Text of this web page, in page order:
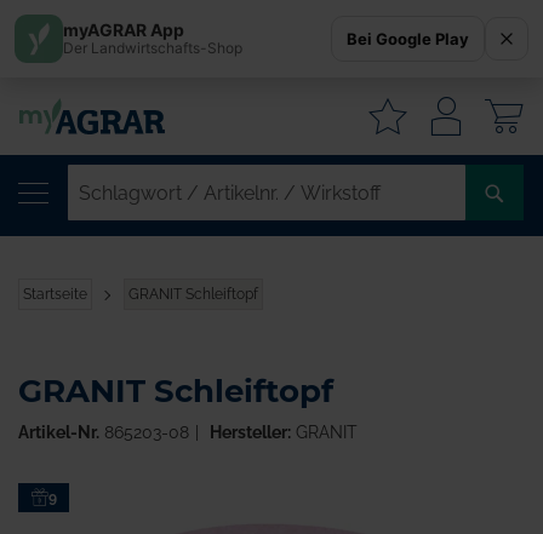
Startseite GRANIT Schleiftopf
Zum9
GRANIT Schleiftopf
Artikel-Nr. 865203-08 Hersteller:GRANIT
myAGRAR App
Der Landwirtschafts-Shop Bei Google Play